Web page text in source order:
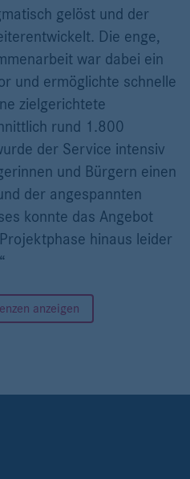
gelöst und der
Die enge,
war dabei ein
und ermöglichte schnelle
zielgerichtete
rund 1.800
der Service intensiv
und Bürgern einen
der angespannten
konnte das Angebot
hinaus leider
anzeigen